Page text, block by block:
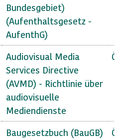
Bundesgebiet)
(Aufenthaltsgesetz -
AufenthG)
Audiovisual Media
Services Directive
(AVMD) - Richtlinie über
audiovisuelle
Mediendienste
Baugesetzbuch (BauGB)